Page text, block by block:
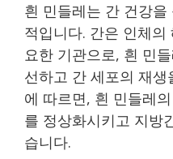
흰 민들레는 간 건강
적입니다. 간은 인체
요한 기관으로, 흰 민
선하고 간 세포의 재
에 따르면, 흰 민들레
를 정상화시키고 지방
습니다.